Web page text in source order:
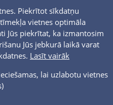
Piekrītot sīkdatņu
vietnes optimāla
Jūs piekrītat, ka izmantosim
Jūs jebkurā laikā varat
Lasīt vairāk
lai uzlabotu vietnes